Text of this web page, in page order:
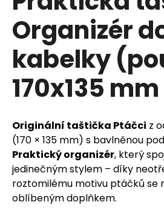
Organizér
kabelky
170x135
Originální taštička Ptáčci z
(170 × 135 mm) s bavlněnou
Praktický organizér, který
jedinečným stylem – díky
roztomilému motivu ptáčků se
oblíbeným doplňkem.
HLEDAT
o
p
o
r